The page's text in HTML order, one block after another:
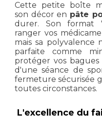
Cette petite boîte
son décor en pâte
durer. Son format
ranger vos
mais sa polyvalence
parfaite comme
protéger vos
d'une séance de
fermeture sécurisée
toutes circonstances.
L'excellence du